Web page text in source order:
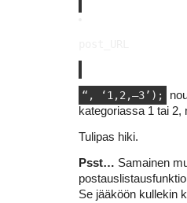
“, ‘1,2,–3’);
kategoriassa 1 tai 2,
Tulipas hiki.
Psst… Samainen
Se jääköön kullekin